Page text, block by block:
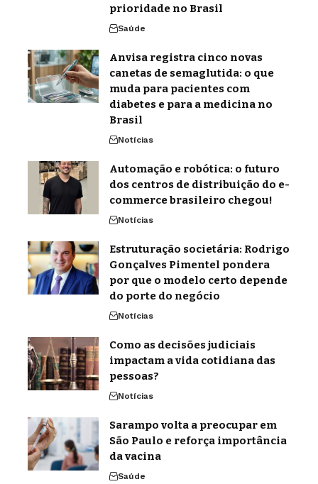
prioridade no Brasil
Saúde
Anvisa registra cinco novas
canetas de semaglutida: o que
muda para pacientes com
diabetes e para a medicina no
Brasil
Notícias
Automação e robótica: o futuro
dos centros de distribuição do e-
commerce brasileiro chegou!
Notícias
Estruturação societária: Rodrigo
Gonçalves Pimentel pondera
por que o modelo certo depende
do porte do negócio
Notícias
Como as decisões judiciais
impactam a vida cotidiana das
pessoas?
Notícias
Sarampo volta a preocupar em
São Paulo e reforça importância
da vacina
Saúde